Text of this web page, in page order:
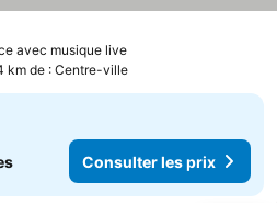
avec musique live
km de : Centre-ville
Consulter les prix